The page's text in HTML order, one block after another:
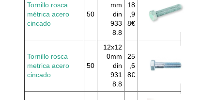
Tornillo rosca
métrica acero
cincado
50
mm
din
933
8.8
18
,9
8€
Tornillo rosca
metrica acero
cincado
50
12x12
0mm
din
931
8.8
25
,6
8€